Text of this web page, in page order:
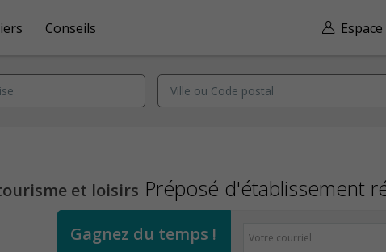
Conseils
et loisirs Préposé d'établissement
Gagnez du temps !